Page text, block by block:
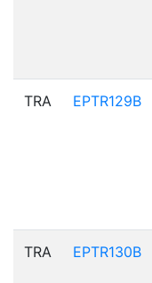
TRA EPTR129B
TRA EPTR130B